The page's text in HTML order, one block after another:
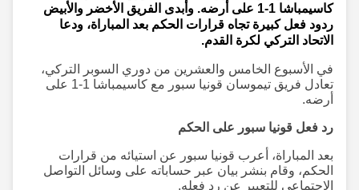
كاسيمباشا 1-1 على أرضه. وأبدى الفريق الأخضر والأبيض
ردود فعل كبيرة تجاه قرارات الحكم بعد المباراة، ودعا
الاتحاد التركي لكرة القدم.
في الأسبوع الخامس والعشرين من دوري السوبر التركي،
تعادل فريق تيموسان قونيا سبور مع كاسيمباشا 1-1 على
أرضه.
رد فعل قونيا سبور على الحكم
بعد المباراة، أعرب قونيا سبور عن استيائه من قرارات
الحكم، وقام بنشر بيان عبر حساباته على وسائل التواصل
الاجتماعي للتعبير عن رد فعله.